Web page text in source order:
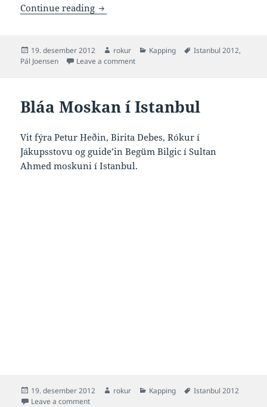
Continue reading Mínar videoir frá 1500 finaluni á HM í
Posted
on
19. desember 2012 Author
rokur Categories
Kapping Tags
Istanbul 2012,
Pál Joensen
Leave a commenton Mínar videoir frá 1500 finaluni á
Bláa Moskan í Istanbul
Vit fýra Petur Heðin, Birita Debes, Rókur í
Jákupsstovu og guide’in Begüm Bilgic í Sultan
Ahmed moskuni í Istanbul.
Posted
on
19. desember 2012 Author
rokur Categories
Kapping Tags
Istanbul 2012
Leave a commenton Bláa Moskan í Istanbul